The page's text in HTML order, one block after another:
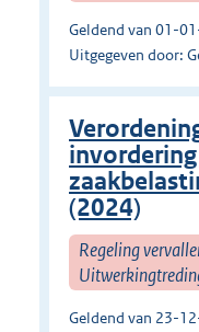
Geldend van 01-
Uitgegeven door:
(2024)
Regeling
Geldend van 23-